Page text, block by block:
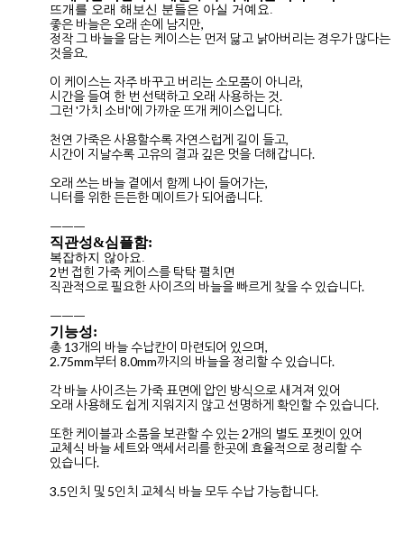
뜨개를 오래 해보신 분들은 아실 거예요.
좋은 바늘은 오래 손에 남지만,
정작 그 바늘을 담는 케이스는 먼저 닳고 낡아버리는 경우가 많다는
것을요.
이 케이스는 자주 바꾸고 버리는 소모품이 아니라,
시간을 들여 한 번 선택하고 오래 사용하는 것.
그런 '가치 소비'에 가까운 뜨개 케이스입니다.
천연 가죽은 사용할수록 자연스럽게 길이 들고,
시간이 지날수록 고유의 결과 깊은 멋을 더해갑니다.
오래 쓰는 바늘 곁에서 함께 나이 들어가는,
니터를 위한 든든한 메이트가 되어줍니다.
ㅡㅡㅡ
직관성&심플함:
복잡하지 않아요.
2번 접힌 가죽 케이스를 탁탁 펼치면
직관적으로 필요한 사이즈의 바늘을 빠르게 찾을 수 있습니다.
ㅡㅡㅡ
기능성:
총 13개의 바늘 수납칸이 마련되어 있으며,
2.75mm부터 8.0mm까지의 바늘을 정리할 수 있습니다.
각 바늘 사이즈는 가죽 표면에 압인 방식으로 새겨져 있어
오래 사용해도 쉽게 지워지지 않고 선명하게 확인할 수 있습니다.
또한 케이블과 소품을 보관할 수 있는 2개의 별도 포켓이 있어
교체식 바늘 세트와 액세서리를 한곳에 효율적으로 정리할 수
있습니다.
3.5인치 및 5인치 교체식 바늘 모두 수납 가능합니다.